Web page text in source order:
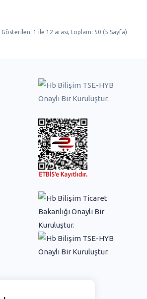
Gösterilen: 1 ile 12 arası, toplam: 50 (5 Sayfa)